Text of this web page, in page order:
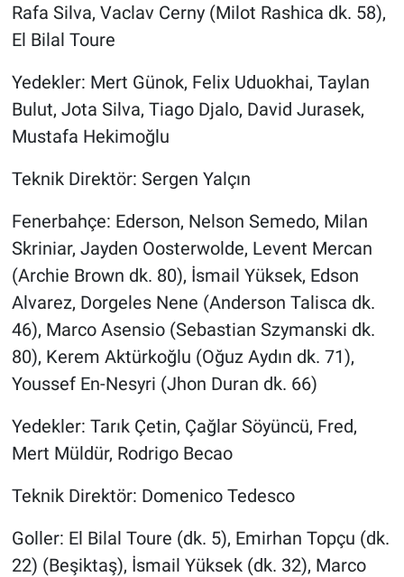
Rafa Silva, Vaclav Cerny (Milot Rashica dk. 58),
El Bilal Toure
Yedekler: Mert Günok, Felix Uduokhai, Taylan
Bulut, Jota Silva, Tiago Djalo, David Jurasek,
Mustafa Hekimoğlu
Teknik Direktör: Sergen Yalçın
Fenerbahçe: Ederson, Nelson Semedo, Milan
Skriniar, Jayden Oosterwolde, Levent Mercan
(Archie Brown dk. 80), İsmail Yüksek, Edson
Alvarez, Dorgeles Nene (Anderson Talisca dk.
46), Marco Asensio (Sebastian Szymanski dk.
80), Kerem Aktürkoğlu (Oğuz Aydın dk. 71),
Youssef En-Nesyri (Jhon Duran dk. 66)
Yedekler: Tarık Çetin, Çağlar Söyüncü, Fred,
Mert Müldür, Rodrigo Becao
Teknik Direktör: Domenico Tedesco
Goller: El Bilal Toure (dk. 5), Emirhan Topçu (dk.
22) (Beşiktaş), İsmail Yüksek (dk. 32), Marco